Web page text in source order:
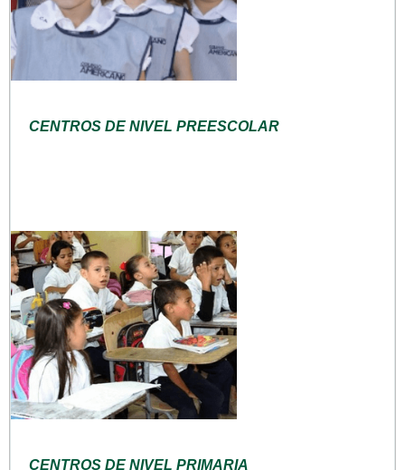
CENTROS DE NIVEL PREESCOLAR
CENTROS DE NIVEL PRIMARIA